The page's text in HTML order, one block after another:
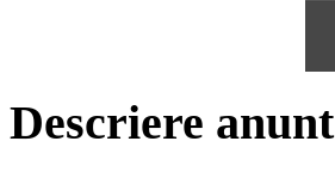
Descriere anunt